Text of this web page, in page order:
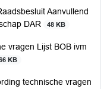
Aanvullend
DAR
48 KB
vragen Lijst BOB ivm
KB
technische vragen